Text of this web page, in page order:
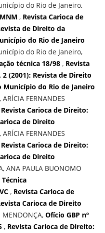
do Rio de Janeiro,
, Revista Carioca de
de Direito da
do Rio de Janeiro
do Rio de Janeiro,
técnica 18/98 , Revista
(2001): Revista de Direito
do Rio de Janeiro
ARÍCIA FERNANDES
Revista Carioca de Direito:
de Direito
ARÍCIA FERNANDES
Revista Carioca de Direito:
de Direito
ANA PAULA BUONOMO
, Revista Carioca de
Carioca de Direito
MENDONÇA, Ofício GBP nº
, Revista Carioca de Direito: